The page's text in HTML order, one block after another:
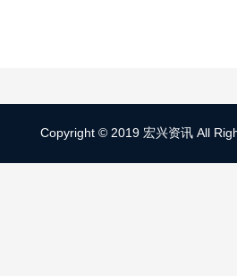
Copyright © 2019 宏兴资讯 All